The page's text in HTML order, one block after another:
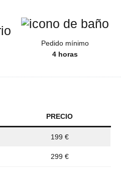
Pedido mínimo
4 horas
PRECIO
199 €
299 €